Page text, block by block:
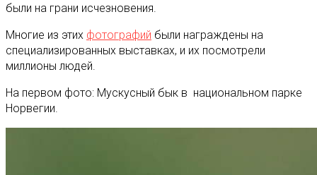
были на грани исчезновения.
Многие из этих фотографий были награждены на
специализированных выставках, и их посмотрели
миллионы людей.
На первом фото: Мускусный бык в национальном парке
Норвегии.